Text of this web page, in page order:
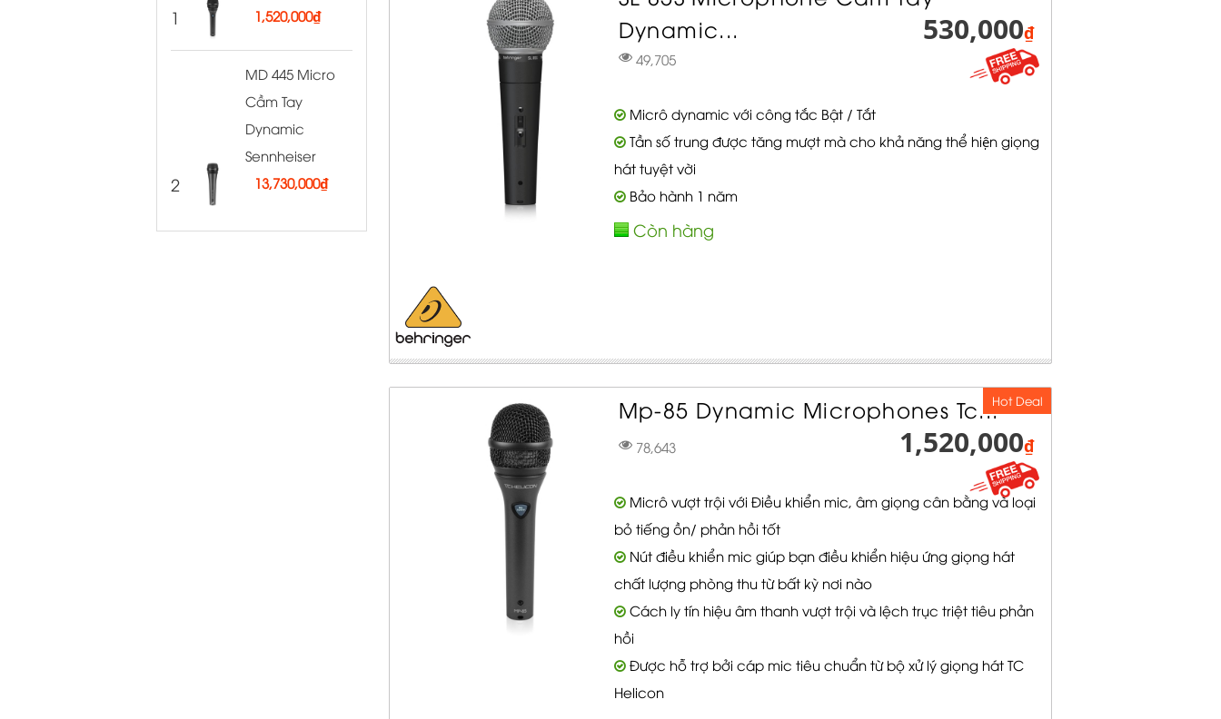
1
1,520,000₫
2
MD 445 Micro
Cầm Tay
Dynamic
Sennheiser
13,730,000₫
Dynamic...
49,705
530,000₫
Micrô dynamic với công tắc Bật / Tắt
Tần số trung được tăng mượt mà cho khả năng thể hiện giọng
hát tuyệt vời
Bảo hành 1 năm
Còn hàng
Mp-85 Dynamic Microphones Tc...
78,643 1,520,000₫
Micrô vượt trội với Điều khiển mic, âm giọng cân bằng và loại
bỏ tiếng ồn/ phản hồi tốt
Nút điều khiển mic giúp bạn điều khiển hiệu ứng giọng hát
chất lượng phòng thu từ bất kỳ nơi nào
Cách ly tín hiệu âm thanh vượt trội và lệch trục triệt tiêu phản
hồi
Được hỗ trợ bởi cáp mic tiêu chuẩn từ bộ xử lý giọng hát TC
Helicon
Hot Deal